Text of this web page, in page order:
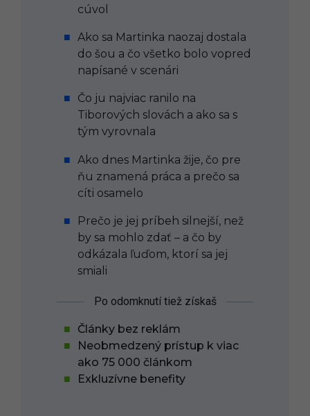
cúvol
Ako sa Martinka naozaj dostala
do šou a čo všetko bolo vopred
napísané v scenári
Čo ju najviac ranilo na
Tiborových slovách a ako sa s
tým vyrovnala
Ako dnes Martinka žije, čo pre
ňu znamená práca a prečo sa
cíti osamelo
Prečo je jej príbeh silnejší, než
by sa mohlo zdať – a čo by
odkázala ľuďom, ktorí sa jej
smiali
Po odomknutí tiež získaš
Články bez reklám
Neobmedzený prístup k viac
ako 75 000 článkom
Exkluzívne benefity